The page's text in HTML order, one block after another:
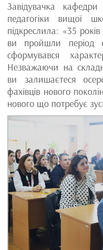
Завідувачка кафедри
педагогіки вищої
підкреслила: «35
ви пройшли період
сформувався
Незважаючи на
ви залишаєтеся
фахівців нового
нового що потребує